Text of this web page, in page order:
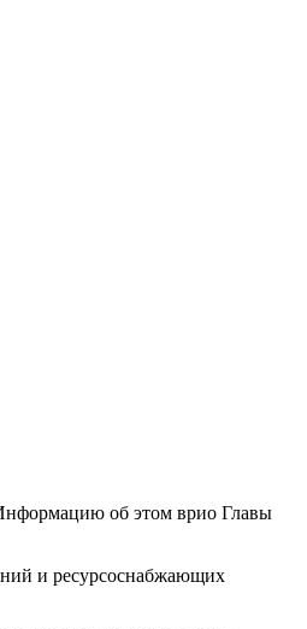
об этом врио Главы
и ресурсоснабжающих